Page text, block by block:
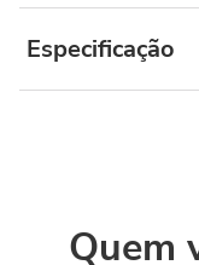
Especificação
Quem